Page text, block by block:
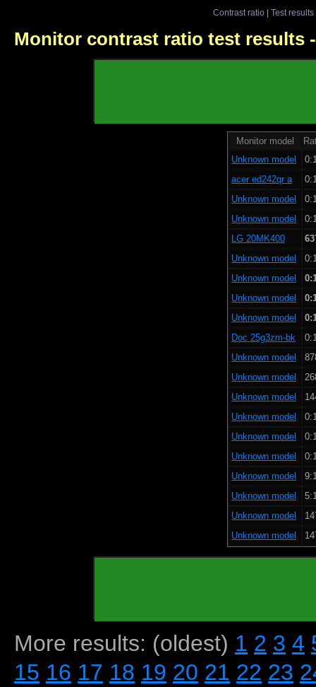
Contrast ratio| Test results
Monitor contrast ratio test results
Monitor model
Unknown model
acer ed242qr a
Unknown model
Unknown model
LG 20MK400
Unknown model
Unknown model
Unknown model
Unknown model
Doc 25g3zm-bk
Unknown model
Unknown model
Unknown model
Unknown model
Unknown model
Unknown model
Unknown model
Unknown model
Unknown model
Unknown model
More results: (oldest) 1 2 3 4
15 16 17 18 19 20 21 22 23